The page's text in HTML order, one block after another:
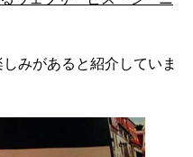
みがあると紹介していま